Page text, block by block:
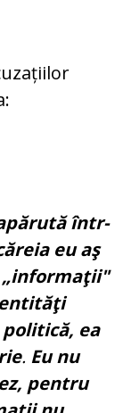
într-
eu aş
ea
. Eu nu
pentru